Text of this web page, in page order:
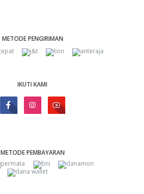
METODE PENGIRIMAN
IKUTI KAMI
METODE PEMBAYARAN